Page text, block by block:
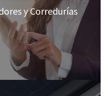
y Corredurías